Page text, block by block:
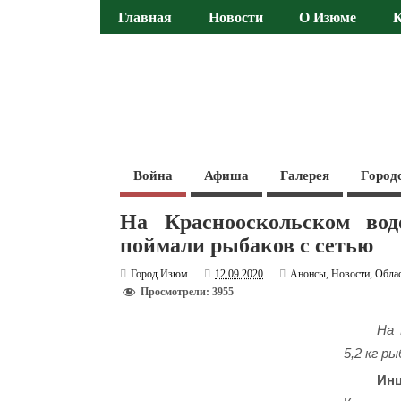
Главная Новости О Изюме
Война Афиша Галерея
На Краснооскольском
поймали рыбаков с сетью
Город Изюм 12.09.2020 Анонсы,Новости,
Просмотрели: 3955
На
5,2 кг